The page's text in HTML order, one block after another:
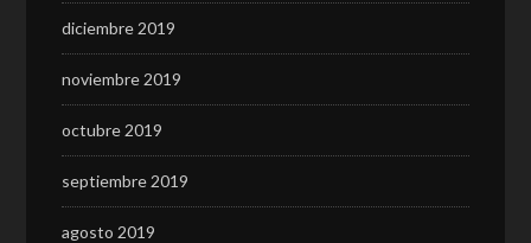
diciembre 2019
noviembre 2019
octubre 2019
septiembre 2019
agosto 2019